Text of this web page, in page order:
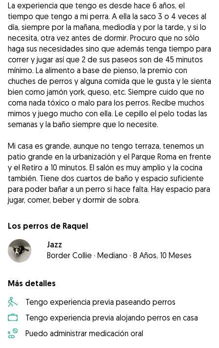
La experiencia que tengo es desde hace 6 años, el
tiempo que tengo a mi perra. A ella la saco 3 o 4 veces al
día, siempre por la mañana, mediodía y por la tarde, y si lo
necesita, otra vez antes de dormir. Procuro que no sólo
haga sus necesidades sino que además tenga tiempo para
correr y jugar así que 2 de sus paseos son de 45 minutos
mínimo. La alimento a base de pienso, la premio con
chuches de perros y alguna comida que le gusta y le sienta
bien como jamón york, queso, etc. Siempre cuido que no
coma nada tóxico o malo para los perros. Recibe muchos
mimos y juego mucho con ella. Le cepillo el pelo todas las
semanas y la baño siempre que lo necesite.
Mi casa es grande, aunque no tengo terraza, tenemos un
patio grande en la urbanización y el Parque Roma en frente
y el Retiro a 10 minutos. El salón es muy amplio y la cocina
también. Tiene dos cuartos de baño y espacio suficiente
para poder bañar a un perro si hace falta. Hay espacio para
jugar, comer, beber y dormir de sobra.
Los perros de Raquel
Jazz
Border Collie · Mediano · 8 Años, 10 Meses
Más detalles
Tengo experiencia previa paseando perros
Tengo experiencia previa alojando perros en casa
Puedo administrar medicación oral